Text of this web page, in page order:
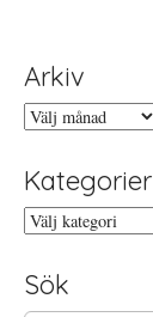
Arkiv
Arkiv
Kategorier
Kategorier
Sök